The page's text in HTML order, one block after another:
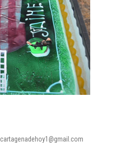
cartagenadehoy1@gmail.com